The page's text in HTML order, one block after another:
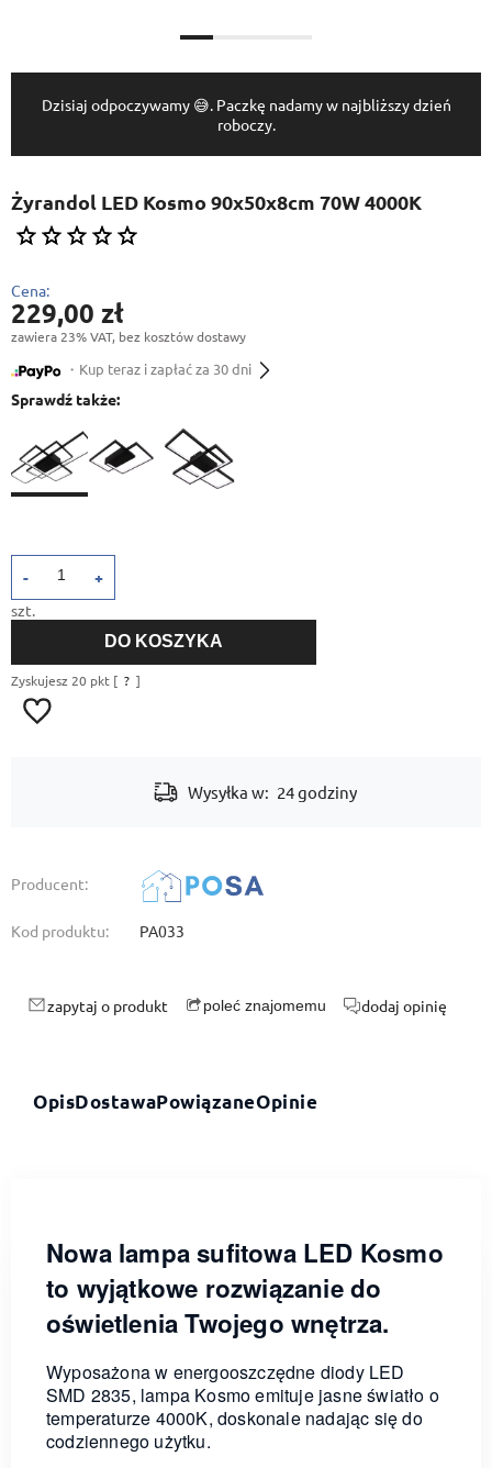
Dzisiaj odpoczywamy 😅. Paczkę nadamy w najbliższy dzień
roboczy.
Żyrandol LED Kosmo 90x50x8cm 70W 4000K
Cena:
229,00 zł
zawiera 23% VAT, bez kosztów dostawy
・Kup teraz i zapłać za 30 dni
Sprawdź także:
+
-
szt.
DO KOSZYKA
Zyskujesz 20 pkt [ ? ]
Wysyłka w: 24 godziny
Producent:
Kod produktu: PA033
zapytaj o produkt poleć znajomemu dodaj opinię
OpisDostawaPowiązaneOpinie
Nowa lampa sufitowa LED Kosmo
to wyjątkowe rozwiązanie do
oświetlenia Twojego wnętrza.
Wyposażona w energooszczędne diody LED
SMD 2835, lampa Kosmo emituje jasne światło o
temperaturze 4000K, doskonale nadając się do
codziennego użytku.